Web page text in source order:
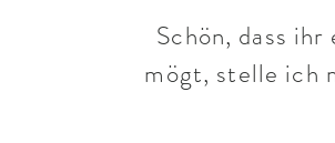
Schön, dass
mögt, stelle ich